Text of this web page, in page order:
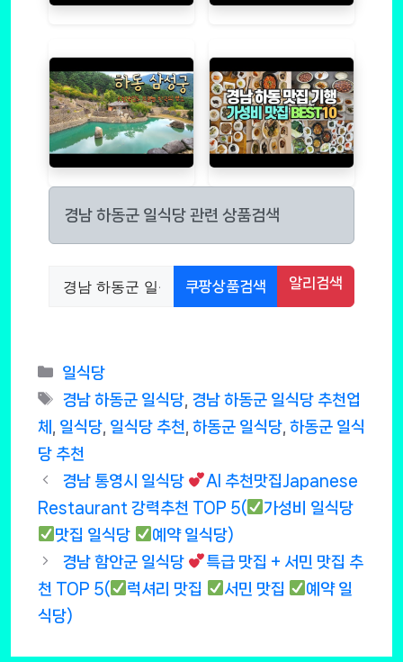
경남 하동군 일식당 관련 상품검색
쿠팡상품검색 알리검색
Categories
일식당
Tags
경남 하동군 일식당 경남 하동군 일식당 추천업
체
일식당 일식당 추천 하동군 일식당 하동군 일식
당 추천
경남 통영시 일식당
AI 추천맛집Japanese
Restaurant 강력추천 TOP 5(
가성비 일식당
맛집 일식당
예약 일식당)
경남 함안군 일식당
특급 맛집 + 서민 맛집 추
천 TOP 5(
럭셔리 맛집 서민 맛집
예약 일
식당)